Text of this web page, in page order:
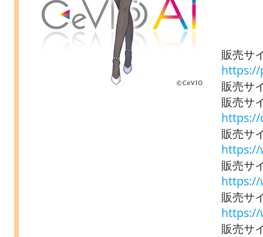
販売サ
https://
販売サ
販売サ
https://
販売サ
https://
販売サ
https://
販売サ
https://
販売サ